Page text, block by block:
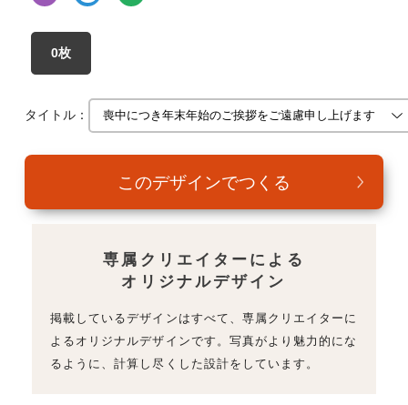
0枚
タイトル：
専属クリエイターによる
オリジナルデザイン
掲載しているデザインはすべて、専属クリエイターに
よるオリジナルデザインです。写真がより魅力的にな
るように、計算し尽くした設計をしています。